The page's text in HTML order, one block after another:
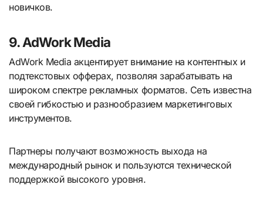
новичков.
9. AdWork Media
AdWork Media акцентирует внимание на контентных и
подтекстовых офферах, позволяя зарабатывать на
широком спектре рекламных форматов. Сеть известна
своей гибкостью и разнообразием маркетинговых
инструментов.
Партнеры получают возможность выхода на
международный рынок и пользуются технической
поддержкой высокого уровня.